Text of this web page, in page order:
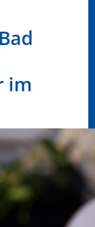
im